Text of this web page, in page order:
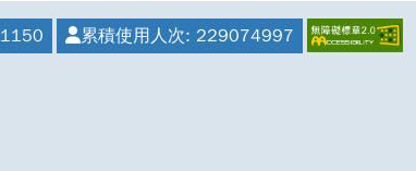
1150 累積使用人次: 229074997